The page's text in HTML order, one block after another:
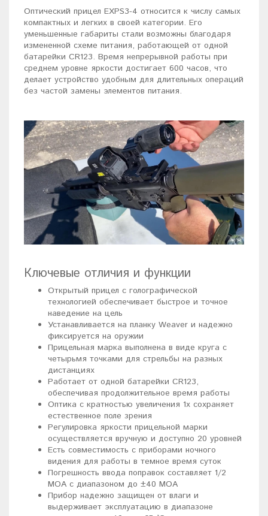
Оптический прицел EXPS3-4 относится к числу самых
компактных и легких в своей категории. Его
уменьшенные габариты стали возможны благодаря
измененной схеме питания, работающей от одной
батарейки CR123. Время непрерывной работы при
среднем уровне яркости достигает 600 часов, что
делает устройство удобным для длительных операций
без частой замены элементов питания.
Ключевые отличия и функции
Открытый прицел с голографической
технологией обеспечивает быстрое и точное
наведение на цель
Устанавливается на планку Weaver и надежно
фиксируется на оружии
Прицельная марка выполнена в виде круга с
четырьмя точками для стрельбы на разных
дистанциях
Работает от одной батарейки CR123,
обеспечивая продолжительное время работы
Оптика с кратностью увеличения 1х сохраняет
естественное поле зрения
Регулировка яркости прицельной марки
осуществляется вручную и доступно 20 уровней
Есть совместимость с приборами ночного
видения для работы в темное время суток
Погрешность ввода поправок составляет 1/2
МОА с диапазоном до ±40 МОА
Прибор надежно защищен от влаги и
выдерживает эксплуатацию в диапазоне